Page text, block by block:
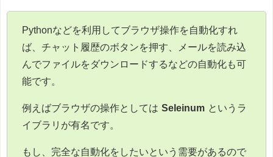
Pythonなどを利用してブラウザ操作を自動化すれ
ば、チャット履歴のボタンを押す、メールを読み込
んでファイルをダウンロードするなどの自動化も可
能です。
例えばブラウザの操作としては Seleinum というラ
イブラリが有名です。
もし、完全な自動化をしたいという需要があるので